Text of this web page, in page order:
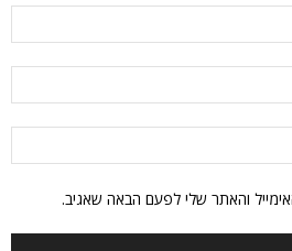
והאתר שלי לפעם הבאה שאגיב.